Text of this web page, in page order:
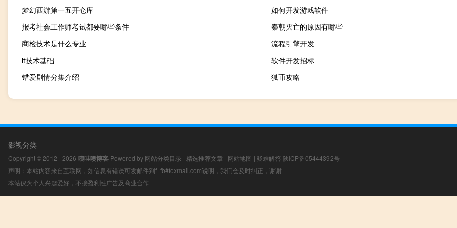
梦幻西游第一五开仓库
如何开发游戏软件
报考社会工作师考试都要哪些条件
秦朝灭亡的原因有哪些
商检技术是什么专业
流程引擎开发
it技术基础
软件开发招标
错爱剧情分集介绍
狐币攻略
影视分类
Copyright © 2012 - 2026 咦哇噢博客 Powered by 网站分类目录 | 精选推荐文章 | 网站地图 | 疑难解答 陕ICP备05444392号
声明：本站内容来自互联网，如信息有错误可发邮件到f_fb#foxmail.com说明，我们会及时纠正，谢谢
本站仅为个人兴趣爱好，不接盈利性广告及商业合作